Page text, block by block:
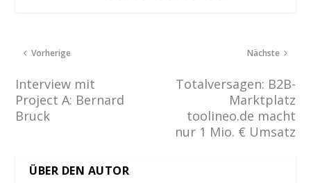
Vorherige
Interview mit
Project A: Bernard
Bruck
Nächste
Totalversagen: B2B-
Marktplatz
toolineo.de macht
nur 1 Mio. € Umsatz
ÜBER DEN AUTOR